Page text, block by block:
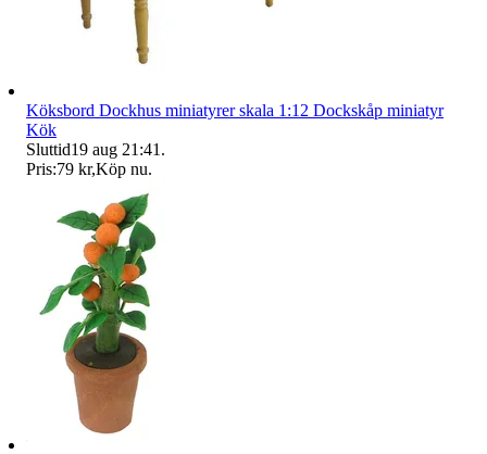
Köksbord Dockhus miniatyrer skala 1:12 Dockskåp miniatyr
Kök
Sluttid19 aug 21:41 .
Pris:79 kr,Köp nu.